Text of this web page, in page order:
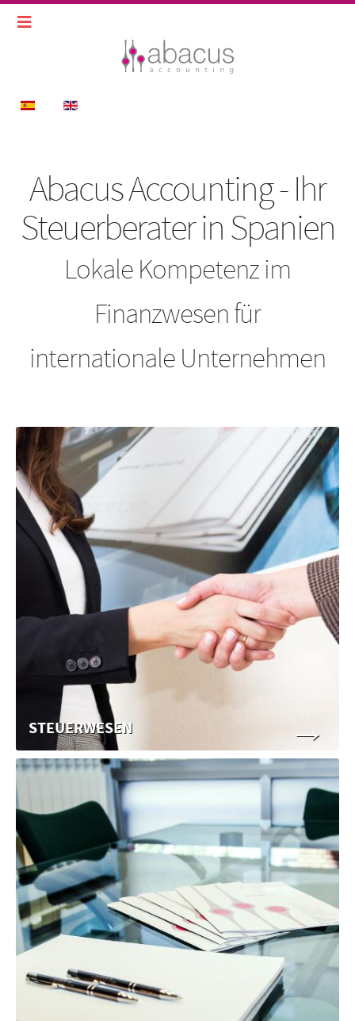
Sprache auswählen
Abacus Accounting - Ihr
Steuerberater in Spanien
Lokale Kompetenz im
Finanzwesen für
internationale Unternehmen
STEUERWESEN →